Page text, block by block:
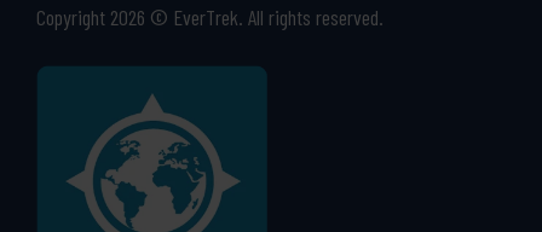
Copyright 2026 © EverTrek. All rights reserved.